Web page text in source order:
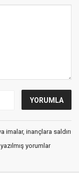
imalar, inançlara saldırı
yorumlar